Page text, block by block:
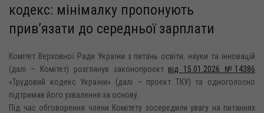
кодекс: мінімалку пропонують
прив’язати до середньої зарплати
Комітет Верховної Ради України з питань освіти, науки та інновацій
(далі – Комітет) розглянув законопроєкт від 15.01.2026 №14386
«Трудовий кодекс України» (далі – проєкт ТКУ) та одноголосно
підтримав його ухвалення за основу.
Під час обговорення члени Комітету зосередили увагу на питаннях